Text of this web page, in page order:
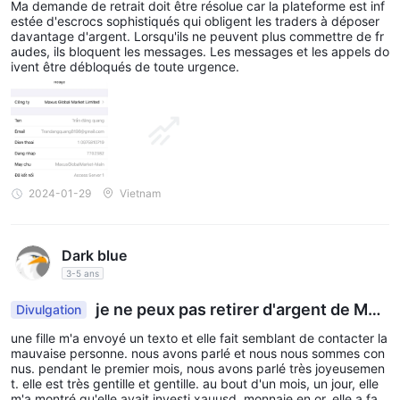
marché spécifique. Les traders peuvent spéculer sur le
mouvement global de ces indices. Des exemples d'indices
incluent le S&P 500, le FTSE 100 et le NASDAQ.
MATIÈRES PREMIÈRES:
permettent aux investisseurs de spéculer sur les fluctuations de
prix des matières premières et des ressources. Cela inclut des
matières premières comme le pétrole brut, l'or et l'argent. Le
trading de CFD sur les matières premières permet une
exposition à divers marchés de matières premières sans
BITCOIN:
de CFD sur Bitcoin, une cryptomonnaie populaire. Les CFD sur
des prix de Bitcoin sans posséder la cryptomonnaie réelle. Cela
offre un moyen de s'engager sur le marché des cryptomonnaies
sans avoir à gérer des portefeuilles numériques.
MÉTAUX:Les CFD sur les métaux comme l'or et l'argent
Ma demande de retrait doit être résolue car la plateforme est inf
estée d'escrocs sophistiqués qui obligent les traders à déposer
davantage d'argent. Lorsqu'ils ne peuvent plus commettre de fr
audes, ils bloquent les messages. Les messages et les appels do
ivent être débloqués de toute urgence.
2024-01-29 Vietnam
Dark blue
3-5 ans
Divulgation
je ne peux pas retirer d'argent de Max
us Global Market
une fille m'a envoyé un texto et elle fait semblant de contacter la
mauvaise personne. nous avons parlé et nous nous sommes con
nus. pendant le premier mois, nous avons parlé très joyeusemen
t. elle est très gentille et gentille. au bout d'un mois, un jour, elle